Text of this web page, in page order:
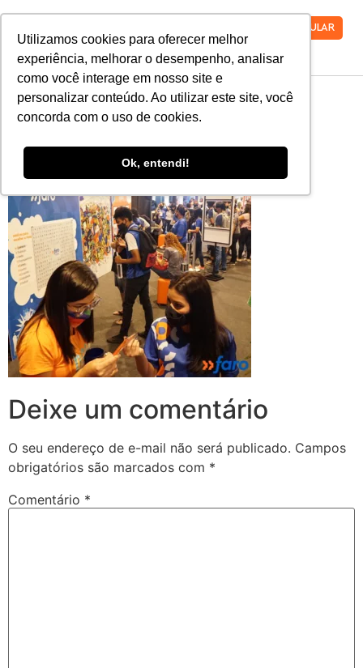
Utilizamos cookies para oferecer melhor
experiência, melhorar o desempenho, analisar
como você interage em nosso site e
personalizar conteúdo. Ao utilizar este site, você
concorda com o uso de cookies.
Ok, entendi!
VESTIBULAR
6
Deixe um comentário
O seu endereço de e-mail não será publicado. Campos
obrigatórios são marcados com *
Comentário *